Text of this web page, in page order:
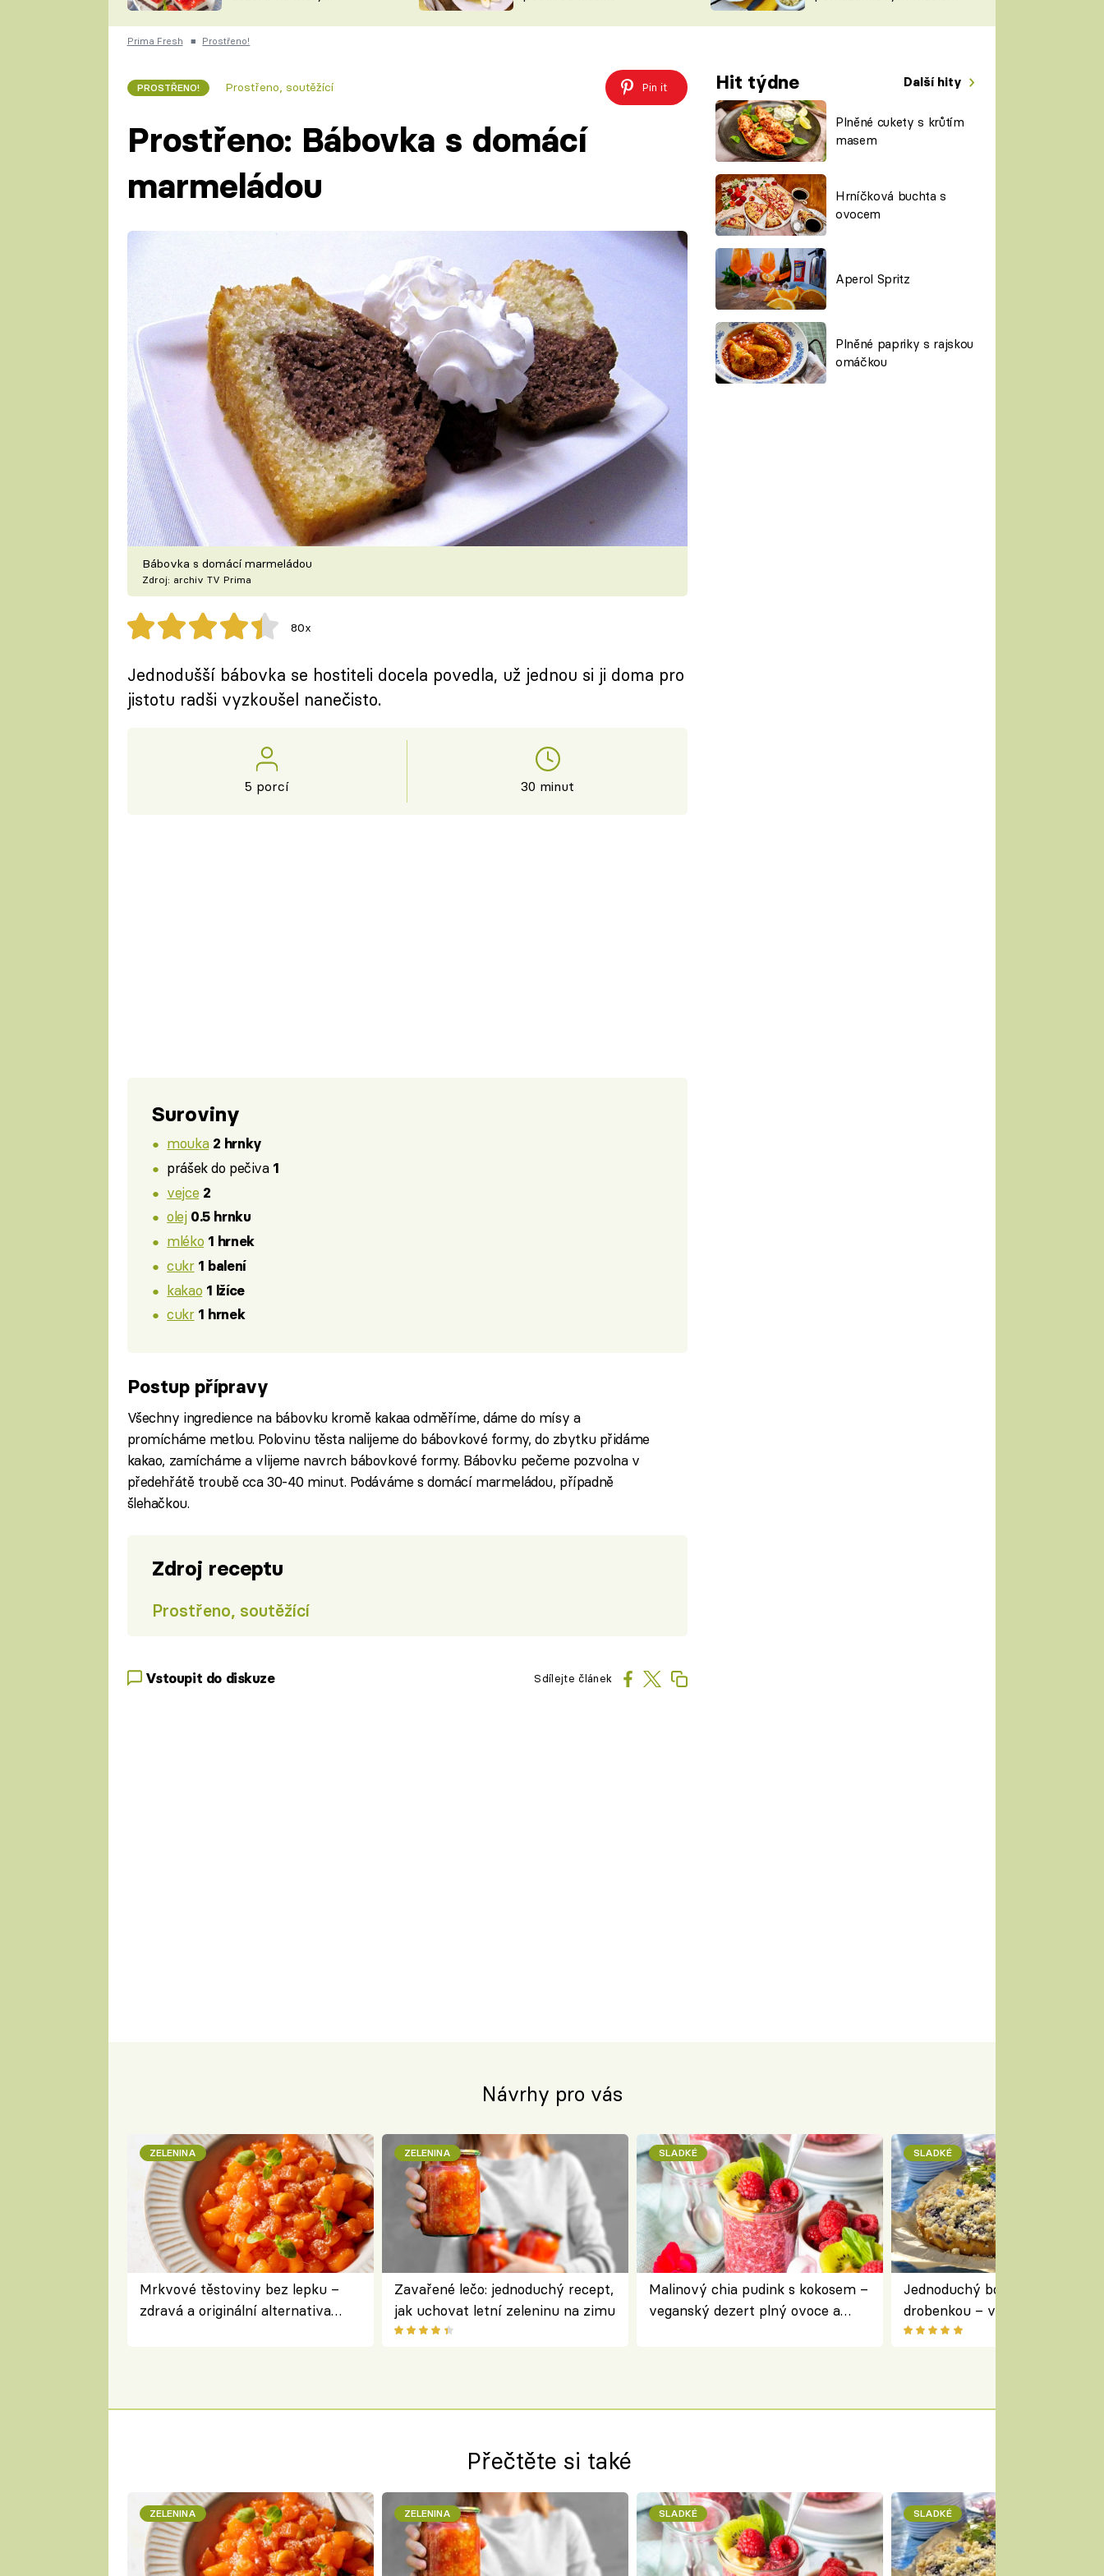
ČESKO NA TALÍŘI
KUCHAŘKA
VYCHYTÁVKY
ŠÉFREDAKTORKY
ČASOPIS
Prima Fresh ■ Prostřeno!
PROSTŘENO! Prostřeno, soutěžící Pin it Hit týdne Další hity
Plněné cukety s krůtím
masem
Hrníčková buchta s
ovocem
Aperol Spritz
Plněné papriky s rajskou
omáčkou
Prostřeno: Bábovka s domácí
marmeládou
Bábovka s domácí marmeládou
Zdroj: archiv TV Prima
80x
Jednodušší bábovka se hostiteli docela povedla, už jednou si ji doma pro
jistotu radši vyzkoušel nanečisto.
5 porcí 30 minut
Suroviny
mouka 2 hrnky
prášek do pečiva 1
vejce 2
olej 0.5 hrnku
mléko 1 hrnek
cukr 1 balení
kakao 1 lžíce
cukr 1 hrnek
Postup přípravy
Všechny ingredience na bábovku kromě kakaa odměříme, dáme do mísy a
promícháme metlou. Polovinu těsta nalijeme do bábovkové formy, do zbytku přidáme
kakao, zamícháme a vlijeme navrch bábovkové formy. Bábovku pečeme pozvolna v
předehřátě troubě cca 30-40 minut. Podáváme s domácí marmeládou, případně
šlehačkou.
Zdroj receptu
Prostřeno, soutěžící
Vstoupit do diskuze Sdílejte článek
Návrhy pro vás
ZELENINA
Mrkvové těstoviny bez lepku –
zdravá a originální alternativa
ZELENINA
Zavařené lečo: jednoduchý recept,
jak uchovat letní zeleninu na zimu
SLADKÉ
Malinový chia pudink s kokosem –
veganský dezert plný ovoce a
SLADKÉ
Jednoduchý borůvkový koláč s
drobenkou – vláčný moučník
ovoce
Přečtěte si také
ZELENINA ZELENINA SLADKÉ SLADKÉ